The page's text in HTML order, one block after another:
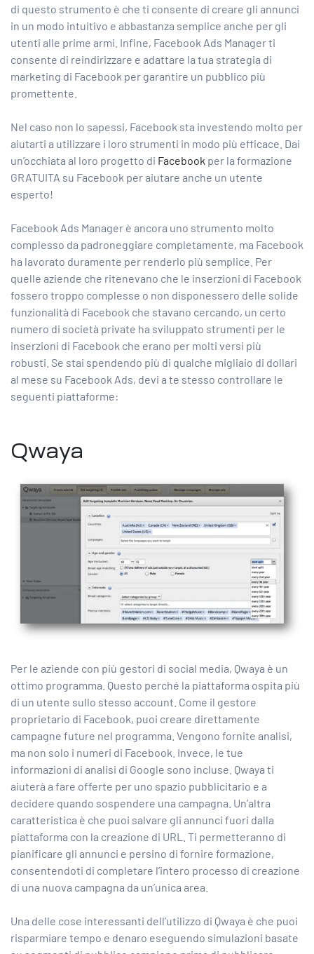
di questo strumento è che ti consente di creare gli annunci
in un modo intuitivo e abbastanza semplice anche per gli
utenti alle prime armi. Infine, Facebook Ads Manager ti
consente di reindirizzare e adattare la tua strategia di
marketing di Facebook per garantire un pubblico più
promettente.
Nel caso non lo sapessi, Facebook sta investendo molto per
aiutarti a utilizzare i loro strumenti in modo più efficace. Dai
un’occhiata al loro progetto di Facebook per la formazione
GRATUITA su Facebook per aiutare anche un utente
esperto!
Facebook Ads Manager è ancora uno strumento molto
complesso da padroneggiare completamente, ma Facebook
ha lavorato duramente per renderlo più semplice. Per
quelle aziende che ritenevano che le inserzioni di Facebook
fossero troppo complesse o non disponessero delle solide
funzionalità di Facebook che stavano cercando, un certo
numero di società private ha sviluppato strumenti per le
inserzioni di Facebook che erano per molti versi più
robusti. Se stai spendendo più di qualche migliaio di dollari
al mese su Facebook Ads, devi a te stesso controllare le
seguenti piattaforme:
Qwaya
Per le aziende con più gestori di social media, Qwaya è un
ottimo programma. Questo perché la piattaforma ospita più
di un utente sullo stesso account. Come il gestore
proprietario di Facebook, puoi creare direttamente
campagne future nel programma. Vengono fornite analisi,
ma non solo i numeri di Facebook. Invece, le tue
informazioni di analisi di Google sono incluse. Qwaya ti
aiuterà a fare offerte per uno spazio pubblicitario e a
decidere quando sospendere una campagna. Un’altra
caratteristica è che puoi salvare gli annunci fuori dalla
piattaforma con la creazione di URL. Ti permetteranno di
pianificare gli annunci e persino di fornire formazione,
consentendoti di completare l’intero processo di creazione
di una nuova campagna da un’unica area.
Una delle cose interessanti dell’utilizzo di Qwaya è che puoi
risparmiare tempo e denaro eseguendo simulazioni basate